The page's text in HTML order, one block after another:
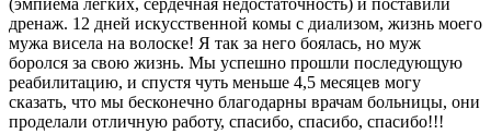
дренаж. 12 дней искусственной комы с диализом, жизнь моего
мужа висела на волоске! Я так за него боялась, но муж
боролся за свою жизнь. Мы успешно прошли последующую
реабилитацию, и спустя чуть меньше 4,5 месяцев могу
сказать, что мы бесконечно благодарны врачам больницы, они
проделали отличную работу, спасибо, спасибо, спасибо!!!